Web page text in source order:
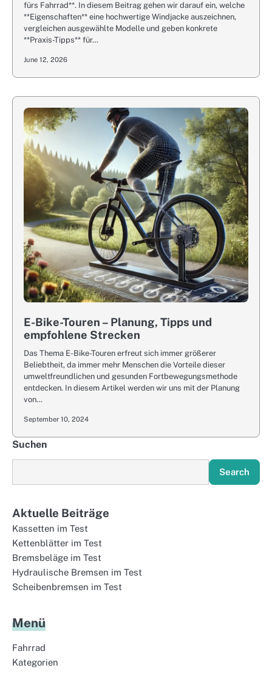
fürs Fahrrad**. In diesem Beitrag gehen wir darauf ein, welche
**Eigenschaften** eine hochwertige Windjacke auszeichnen,
vergleichen ausgewählte Modelle und geben konkrete
**Praxis-Tipps** für…
June 12, 2026
E-Bike-Touren – Planung, Tipps und
empfohlene Strecken
Das Thema E-Bike-Touren erfreut sich immer größerer
Beliebtheit, da immer mehr Menschen die Vorteile dieser
umweltfreundlichen und gesunden Fortbewegungsmethode
entdecken. In diesem Artikel werden wir uns mit der Planung
von…
September 10, 2024
Suchen
Search
Aktuelle Beiträge
Kassetten im Test
Kettenblätter im Test
Bremsbeläge im Test
Hydraulische Bremsen im Test
Scheibenbremsen im Test
Menü
Fahrrad
Kategorien